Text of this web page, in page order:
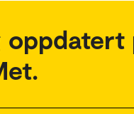
oppdatert